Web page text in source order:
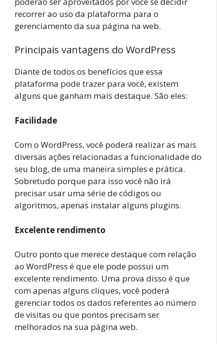
recorrer ao uso da plataforma para o
gerenciamento da sua página na web.
Principais vantagens do WordPress
Diante de todos os benefícios que essa
plataforma pode trazer para você, existem
alguns que ganham mais destaque. São eles:
Facilidade
Com o WordPress, você poderá realizar as mais
diversas ações relacionadas a funcionalidade do
seu blog, de uma maneira simples e prática.
Sobretudo porque para isso você não irá
precisar usar uma série de códigos ou
algoritmos, apenas instalar alguns plugins.
Excelente rendimento
Outro ponto que merece destaque com relação
ao WordPress é que ele pode possui um
excelente rendimento. Uma prova disso é que
com apenas alguns cliques, você poderá
gerenciar todos os dados referentes ao número
de visitas ou que pontos precisam ser
melhorados na sua página web.